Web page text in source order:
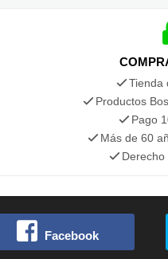
Tienda
Productos
Pago
Más de 60
Derecho
Facebook